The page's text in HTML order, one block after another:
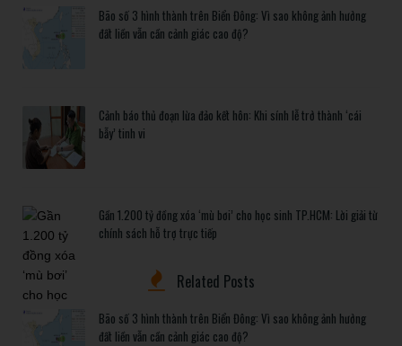
Bão số 3 hình thành trên Biển Đông: Vì sao không ảnh hưởng
đất liền vẫn cần cảnh giác cao độ?
Cảnh báo thủ đoạn lừa đảo kết hôn: Khi sính lễ trở thành ‘cái
bẫy’ tinh vi
Gần 1.200 tỷ đồng xóa ‘mù bơi’ cho học sinh TP.HCM: Lời giải từ
chính sách hỗ trợ trực tiếp
Related Posts
Bão số 3 hình thành trên Biển Đông: Vì sao không ảnh hưởng
đất liền vẫn cần cảnh giác cao độ?